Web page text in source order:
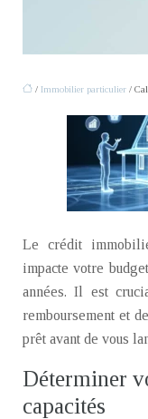
/ Immobilier particulier /
Le crédit
impacte votre
années. Il est
remboursement et
prêt avant de vous
Déterminer
capacités